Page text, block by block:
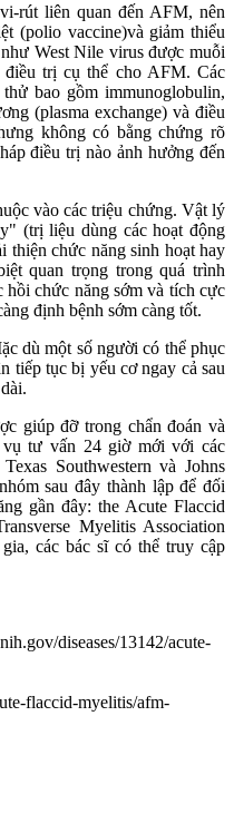
rút liên quan đến AFM, nên
(polio vaccine)và giảm thiểu
West Nile virus được muỗi
trị cụ thể cho AFM. Các
bao gồm immunoglobulin,
(plasma exchange) và điều
không có bằng chứng rõ
điều trị nào ảnh hưởng đến
vào các triệu chứng. Vật lý
(trị liệu dùng các hoạt động
thiện chức năng sinh hoạt hay
quan trọng trong quá trình
chức năng sớm và tích cực
định bệnh sớm càng tốt.
dù một số người có thể phục
tiếp tục bị yếu cơ ngay cả sau
giúp đỡ trong chẩn đoán và
tư vấn 24 giờ mới với các
Southwestern và Johns
sau đây thành lập để đối
gần đây: the Acute Flaccid
Myelitis Association
các bác sĩ có thể truy cập
diseases/13142/acute-
flaccid-myelitis/afm-